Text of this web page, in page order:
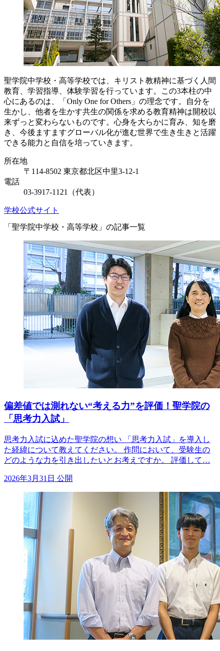
聖学院中学校・高等学校では、キリスト教精神に基づく人間
教育、学習指導、体験学習を行っています。この3本柱の中
心にあるのは、「Only One for Others」の理念です。自分を
生かし、他者を生かす共生の関係を求める教育精神は開校以
来ずっと変わらないものです。心身を大らかに育み、知を磨
き、今後ますますグローバル化が進む世界で生き生きと活躍
できる能力と自信を培っていきます。
所在地
〒114-8502 東京都北区中里3-12-1
電話
03-3917-1121（代表）
学校公式サイト
「聖学院中学校・高等学校」の記事一覧
偏差値では測れない“考える力”を評価！聖学院の
「思考力入試」
思考力入試に込めた聖学院の想い 「思考力入試」を導入し
た経緯について教えてください。 作問において、受験生の
どのような力を引き出したいとお考えですか。 評価して…
2026年3月31日 公開